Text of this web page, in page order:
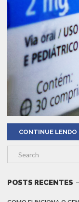
CONTINUE LENDO
POSTS RECENTES